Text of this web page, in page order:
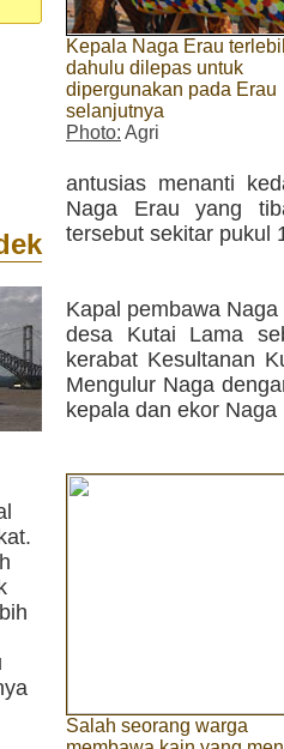
Kepala Naga Erau
dahulu dilepas untuk
dipergunakan pada Erau
selanjutnya
Photo: Agri
antusias menanti
Naga Erau yang
tersebut sekitar pukul
Kapal pembawa
desa Kutai Lama
kerabat Kesultanan
Mengulur Naga
kepala dan ekor Naga
Salah seorang warga